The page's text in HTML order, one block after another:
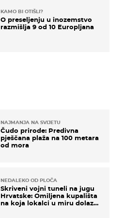
NAJMANJA NA SVIJETU
Čudo prirode: Predivna
pješčana plaža na 100 metara
od mora
NEDALEKO OD PLOČA
Skriveni vojni tuneli na jugu
Hrvatske: Omiljena kupališta
na koja lokalci u miru dolaze
KAMO BI OTIŠLI?
O preseljenju u inozemstvo
razmišlja 9 od 10 Europljana